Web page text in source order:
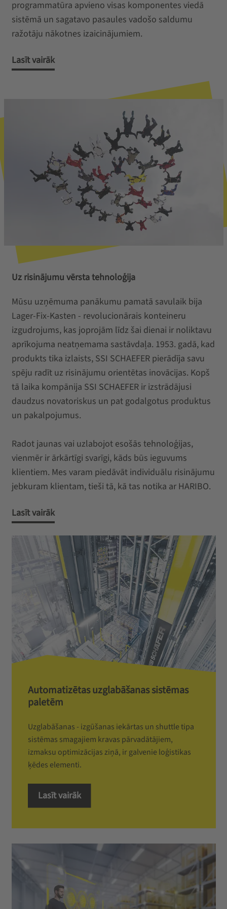
programmatūra apvieno visas komponentes viedā
sistēmā un sagatavo pasaules vadošo saldumu
ražotāju nākotnes izaicinājumiem.
Lasīt vairāk
Uz risinājumu vērsta tehnoloģija
Mūsu uzņēmuma panākumu pamatā savulaik bija
Lager-Fix-Kasten - revolucionārais konteineru
izgudrojums, kas joprojām līdz šai dienai ir noliktavu
aprīkojuma neatņemama sastāvdaļa. 1953. gadā, kad
produkts tika izlaists, SSI SCHAEFER pierādīja savu
spēju radīt uz risinājumu orientētas inovācijas. Kopš
tā laika kompānija SSI SCHAEFER ir izstrādājusi
daudzus novatoriskus un pat godalgotus produktus
un pakalpojumus.
Radot jaunas vai uzlabojot esošās tehnoloģijas,
vienmēr ir ārkārtīgi svarīgi, kāds būs ieguvums
klientiem. Mes varam piedāvāt individuālu risinājumu
jebkuram klientam, tieši tā, kā tas notika ar HARIBO.
Lasīt vairāk
Automatizētas uzglabāšanas sistēmas
paletēm
Uzglabāšanas - izgūšanas iekārtas un shuttle tipa
sistēmas smagajiem kravas pārvadātājiem,
izmaksu optimizācijas ziņā, ir galvenie loģistikas
ķēdes elementi.
Lasīt vairāk